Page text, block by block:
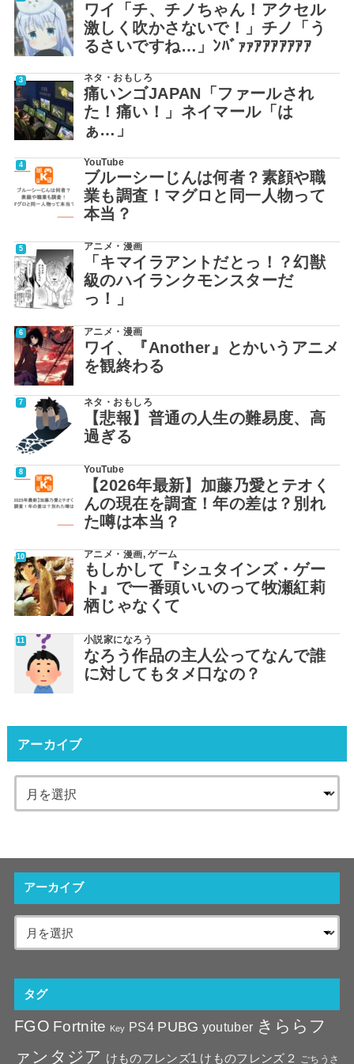
ワイ「チ、チノちゃん！アクセル
激しく吹かさないで！」チノ「う
るさいですね…」ﾝﾊﾞｧｧｱｱｱｱｱｱｱ
ネタ・おもしろ
痛いンゴJAPAN「ファールされ
た！痛い！」ネイマール「は
ぁ…」
YouTube
ブルーシーじんは何者？素顔や職
業も調査！マグロと同一人物って
本当？
アニメ・漫画
「キマイラアントだとっ！？幻獣
級のハイランクモンスターだ
っ！」
アニメ・漫画
ワイ、『Another』とかいうアニメ
を観終わる
ネタ・おもしろ
【悲報】普通の人生の難易度、高
過ぎる
YouTube
【2026年最新】加藤乃愛とテオく
んの現在を調査！年の差は？別れ
た噂は本当？
アニメ・漫画,ゲーム
もしかして『シュタインズ・ゲー
ト』で一番頭いいのって牧瀬紅莉
栖じゃなくて
小説家になろう
なろう作品の主人公ってなんで誰
に対してもタメ口なの？
アーカイブ
アーカイブ
タグ
FGO Fortnite Key PS4 PUBG youtuber きららフ
ァンタジア けものフレンズ1 けものフレンズ２ ごちうさ